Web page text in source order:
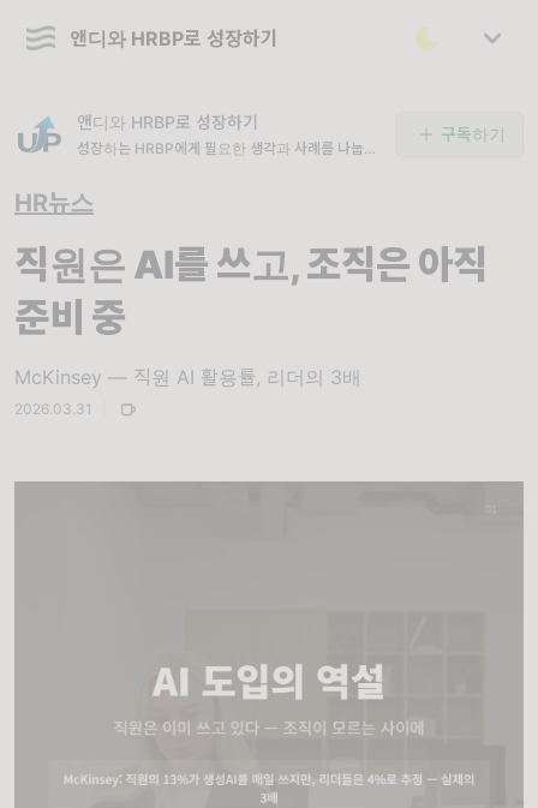
앤디와 HRBP로 성장하기
앤디와 HRBP로 성장하기
성장하는 HRBP에게 필요한 생각과 사례를 나눕니
구독하기
HR뉴스
직원은 AI를 쓰고, 조직은 아직
준비 중
McKinsey — 직원 AI 활용률, 리더의 3배
2026.03.31